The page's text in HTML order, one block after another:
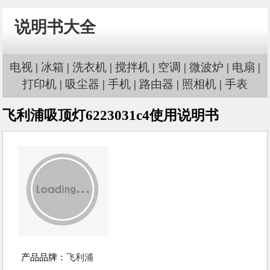
说明书大全
电视 | 冰箱 | 洗衣机 | 搅拌机 | 空调 | 微波炉 | 电扇 |
打印机 | 吸尘器 | 手机 | 路由器 | 照相机 | 手表
飞利浦吸顶灯6223031c4使用说明书
产品品牌：飞利浦